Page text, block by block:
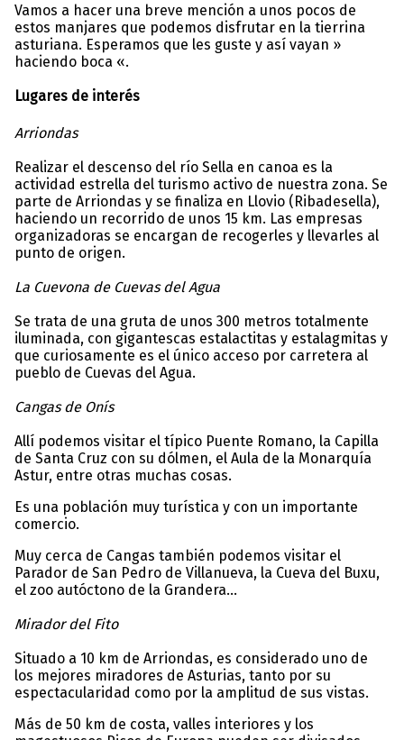
Vamos a hacer una breve mención a unos pocos de
estos manjares que podemos disfrutar en la tierrina
asturiana. Esperamos que les guste y así vayan »
haciendo boca «.
Lugares de interés
Arriondas
Realizar el descenso del río Sella en canoa es la
actividad estrella del turismo activo de nuestra zona. Se
parte de Arriondas y se finaliza en Llovio (Ribadesella),
haciendo un recorrido de unos 15 km. Las empresas
organizadoras se encargan de recogerles y llevarles al
punto de origen.
La Cuevona de Cuevas del Agua
Se trata de una gruta de unos 300 metros totalmente
iluminada, con gigantescas estalactitas y estalagmitas y
que curiosamente es el único acceso por carretera al
pueblo de Cuevas del Agua.
Cangas de Onís
Allí podemos visitar el típico Puente Romano, la Capilla
de Santa Cruz con su dólmen, el Aula de la Monarquía
Astur, entre otras muchas cosas.
Es una población muy turística y con un importante
comercio.
Muy cerca de Cangas también podemos visitar el
Parador de San Pedro de Villanueva, la Cueva del Buxu,
el zoo autóctono de la Grandera…
Mirador del Fito
Situado a 10 km de Arriondas, es considerado uno de
los mejores miradores de Asturias, tanto por su
espectacularidad como por la amplitud de sus vistas.
Más de 50 km de costa, valles interiores y los